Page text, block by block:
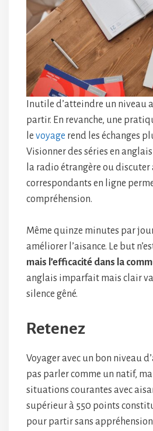
Inutile d’atteindre un niveau
partir. En revanche, une
le voyage rend les échanges
Visionner des séries en
la radio étrangère ou discuter
correspondants en ligne
compréhension.
Même quinze minutes par
améliorer l’aisance. Le but
mais l’efficacité dans la
anglais imparfait mais clair
silence gêné.
Retenez
Voyager avec un bon niveau
pas parler comme un natif,
situations courantes avec
supérieur à 550 points
pour partir sans